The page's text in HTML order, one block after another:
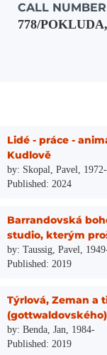
CALL NUMBER
778/
Lidé - práce -
Kudlově
by: Skopal, Pavel, 1972-
Published: 2024
Barrandovská
studio, kterým
by: Taussig, Pavel,
Published: 2019
Týrlová, Zeman a
by: Benda, Jan, 1984-
Published: 2019